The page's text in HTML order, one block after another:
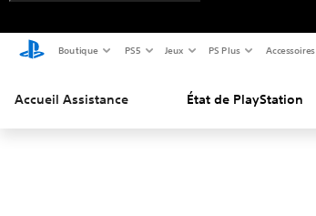
Boutique PS5 Jeux PS Plus Accessoires
Accueil Assistance État de PlayStation